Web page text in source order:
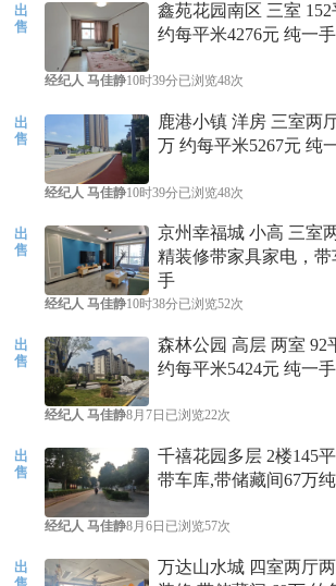
出
售
鑫苑花园南区 三室
约每平米4276元 纯一手
经纪人 马佳静10时39分已浏览48次
出
售
鹿港小镇 洋房 三室两
万 约每平米5267元 纯
经纪人 马佳静10时39分已浏览48次
出
售
京州幸福城 小高 三室
精装修带家具家电，带
手
经纪人 马佳静10时38分已浏览52次
出
售
森林公园 高层 两室 92
约每平米5424元 纯一手
经纪人 马佳静8月7日 已浏览22次
出
售
千禧花园多层 2楼145
带车库,带储藏间67万
经纪人 马佳静8月6日 已浏览57次
出
万达山水城 四室两厅